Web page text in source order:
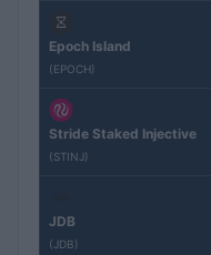
Epoch Island
(EPOCH)
Stride Staked Injective
(STINJ)
JDB
(JDB)